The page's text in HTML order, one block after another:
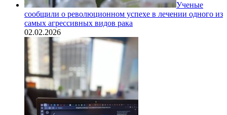
Ученые
сообщили о революционном успехе в лечении одного из
самых агрессивных видов рака
02.02.2026